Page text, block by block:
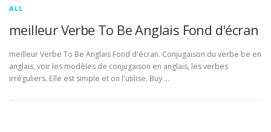
ALL
meilleur Verbe To Be Anglais Fond d'écran
meilleur Verbe To Be Anglais Fond d'écran. Conjugaison du verbe be en
anglais, voir les modèles de conjugaison en anglais, les verbes
irréguliers. Elle est simple et on l'utilise. Buy …